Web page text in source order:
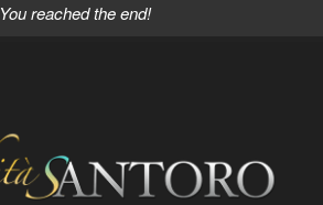
You reached the end!